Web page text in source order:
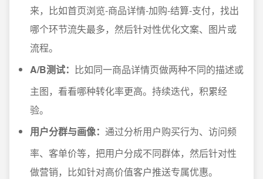
来，比如首页浏览-商品详情-加购-结算-支付，找出
哪个环节流失最多，然后针对性优化文案、图片或
流程。
A/B测试： 比如同一商品详情页做两种不同的描述或
主图，看看哪种转化率更高。持续迭代，积累经
验。
用户分群与画像： 通过分析用户购买行为、访问频
率、客单价等，把用户分成不同群体，然后针对性
做营销，比如针对高价值客户推送专属优惠。